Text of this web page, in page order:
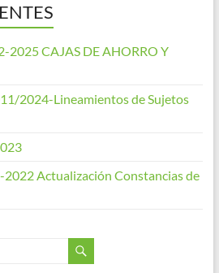
2025 CAJAS DE AHORRO Y
2024-Lineamientos de Sujetos
Actualización Constancias de